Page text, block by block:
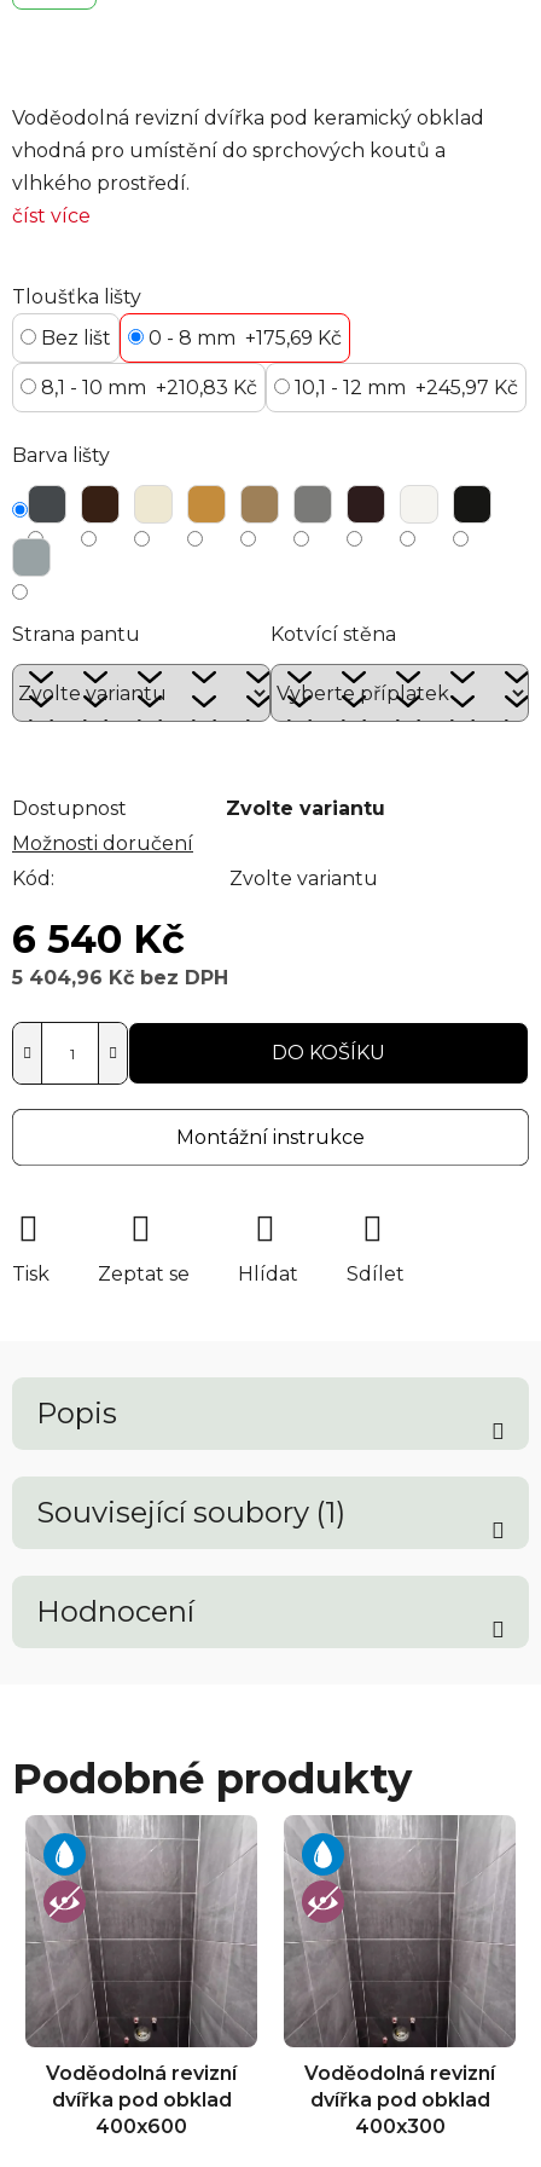
Voděodolná revizní dvířka pod keramický obklad
vhodná pro umístění do sprchových koutů a
vlhkého prostředí.
číst více
Tloušťka lišty
Bez lišt
0 - 8 mm +175,69 Kč
8,1 - 10 mm +210,83 Kč 10,1 - 12 mm +245,97 Kč
Barva lišty
Strana pantu Kotvící stěna
Dostupnost
Zvolte variantu
Možnosti doručení
Kód:
Zvolte variantu
6 540 Kč
5 404,96 Kč bez DPH
DO KOŠÍKU
Montážní instrukce
Tisk Zeptat se Hlídat Sdílet
Popis
Související soubory (1)
Hodnocení
Podobné produkty
Voděodolná revizní
dvířka pod obklad
400x600
Voděodolná revizní
dvířka pod obklad
400x300